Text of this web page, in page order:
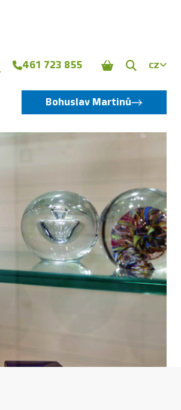
461 723 855
Zobrazit
CZ
Bohuslav Martinů